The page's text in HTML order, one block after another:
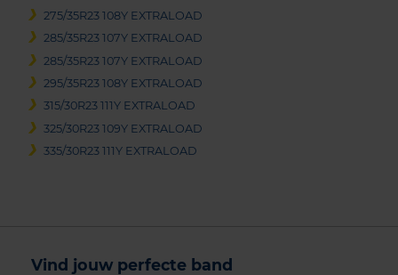
275/35R23 108Y EXTRALOAD
285/35R23 107Y EXTRALOAD
285/35R23 107Y EXTRALOAD
295/35R23 108Y EXTRALOAD
315/30R23 111Y EXTRALOAD
325/30R23 109Y EXTRALOAD
335/30R23 111Y EXTRALOAD
Vind jouw perfecte band